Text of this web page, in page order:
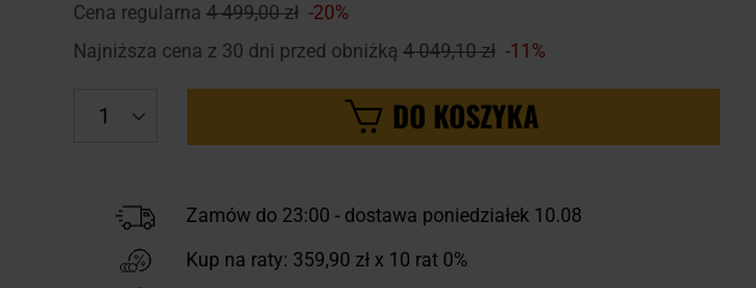
Cena regularna 4 499,00 zł -20%
Najniższa cena z 30 dni przed obniżką 4 049,10 zł -11%
DO KOSZYKA
Zamów do 23:00 - dostawa poniedziałek 10.08
Kup na raty: 359,90 złx 10 rat 0%